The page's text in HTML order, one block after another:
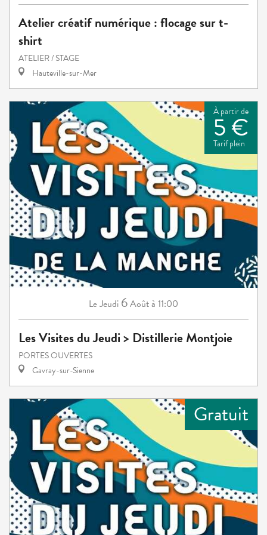
Atelier créatif numérique : flocage sur t-
shirt
ATELIER / STAGE
Hauteville-sur-Mer
À partir de
5 €
Tarif plein
LeJeudi 6Aoûtà 11:00
Les Visites du Jeudi > Distillerie Montjoie
PORTES OUVERTES
Gavray-sur-Sienne
Gratuit